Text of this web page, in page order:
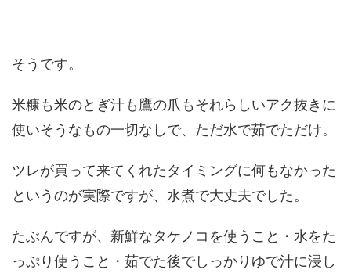
そうです。
米糠も米のとぎ汁も鷹の爪もそれらしいアク抜きに
使いそうなもの一切なしで、ただ水で茹でただけ。
ツレが買って来てくれたタイミングに何もなかった
というのが実際ですが、水煮で大丈夫でした。
たぶんですが、新鮮なタケノコを使うこと・水をた
っぷり使うこと・茹でた後でしっかりゆで汁に浸し